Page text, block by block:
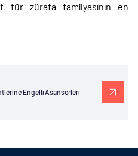
tür zürafa familyasının en
Engelli Asansörleri